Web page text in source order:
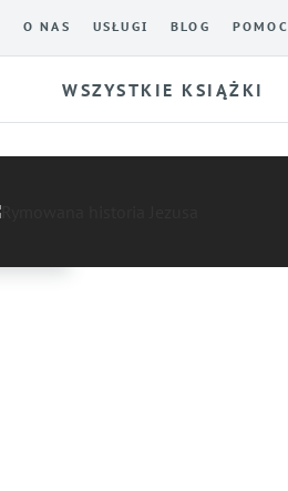
O NAS USŁUGI BLOG POMOC
WSZYSTKIE KSIĄŻKI